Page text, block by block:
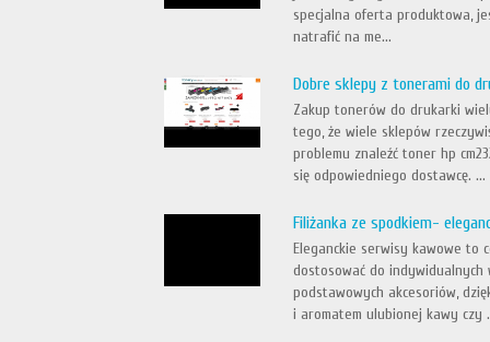
specjalna oferta produktowa,
natrafić na me...
Dobre sklepy z tonerami do
Zakup tonerów do drukarki
tego, że wiele sklepów
problemu znaleźć toner hp
się odpowiedniego dostawcę. ...
Filiżanka ze spodkiem-
Eleganckie serwisy kawowe to
dostosować do indywidualnych
podstawowych akcesoriów,
i aromatem ulubionej kawy czy